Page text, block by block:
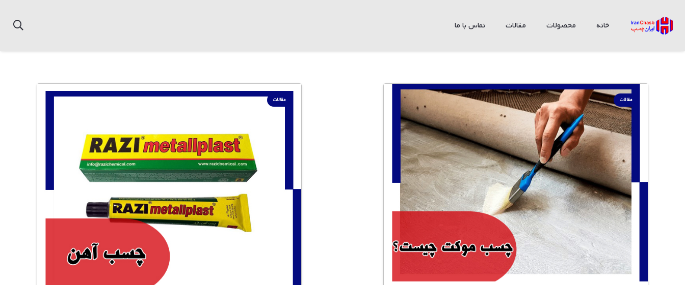
خانه محصولات مقالات تماس با ما
مقالات مقالات